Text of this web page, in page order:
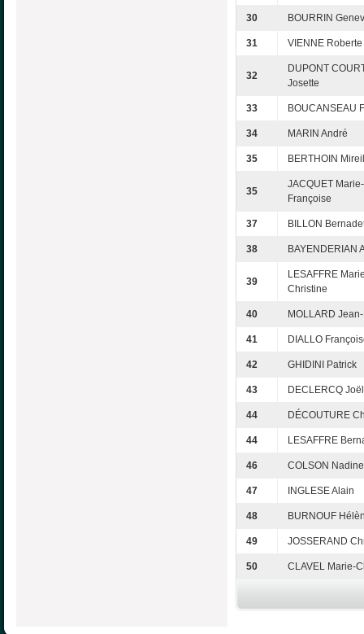
30 BOURRIN
31 VIENNE Roberte
32
DUPONT
Josette
33 BOUCANSEAU
34 MARIN André
35 BERTHOIN
35
JACQUET Marie-
Françoise
37 BILLON
38 BAYENDERIAN
39
LESAFFRE
Christine
40 MOLLARD
41 DIALLO
42 GHIDINI Patrick
43 DECLERCQ
44 DÉCOUTURE
44 LESAFFRE
46 COLSON Nadine
47 INGLESE Alain
48 BURNOUF
49 JOSSERAND
50 CLAVEL Marie-